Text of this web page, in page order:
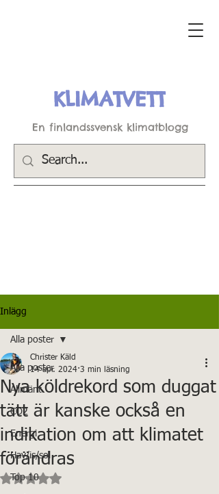
KLIMATVETT
En finlandssvensk klimatblogg
Inlägg
Alla poster
Allmänt
CO2
Energi
Hav/is/sol
Top 10
Alla poster
Nya köldrekord som duggat
tätt är kanske också en
indikation om att klimatet
förändras
Christer Käld
14 apr. 2024 3 min läsning
Betygsatt till NaN av 5 stjärnor.